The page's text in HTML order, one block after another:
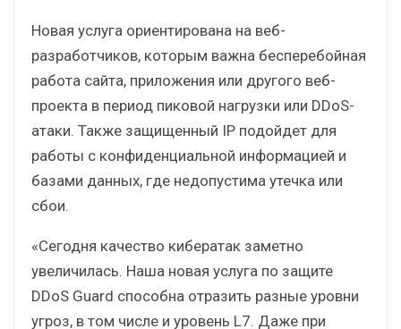
Новая услуга ориентирована на веб-
разработчиков, которым важна бесперебойная
работа сайта, приложения или другого веб-
проекта в период пиковой нагрузки или DDoS-
атаки. Также защищенный IP подойдет для
работы с конфиденциальной информацией и
базами данных, где недопустима утечка или
сбои.
«Сегодня качество кибератак заметно
увеличилась. Наша новая услуга по защите
DDoS Guard способна отразить разные уровни
угроз, в том числе и уровень L7. Даже при